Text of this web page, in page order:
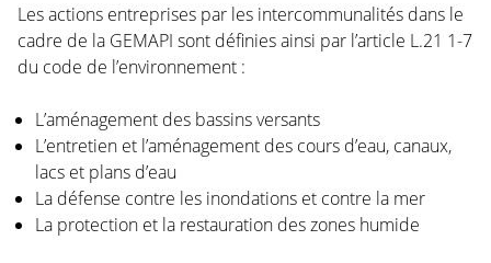
Les actions entreprises par les intercommunalités dans le
cadre de la GEMAPI sont définies ainsi par l’article L.21 1-7
du code de l’environnement :
L’aménagement des bassins versants
L’entretien et l’aménagement des cours d’eau, canaux,
lacs et plans d’eau
La défense contre les inondations et contre la mer
La protection et la restauration des zones humide